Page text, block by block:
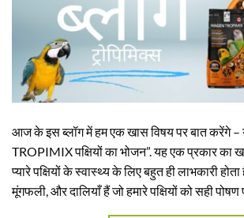
आज के इस ब्लॉग में हम एक खास विषय पर बात करेंगे –
TROPIMIX पक्षियों का भोजन”. यह एक प्रकार का
प्यारे पक्षियों के स्वास्थ्य के लिए बहुत ही लाभकारी
मूंगफली, और दालियाँ हैं जो हमारे पक्षियों को सही